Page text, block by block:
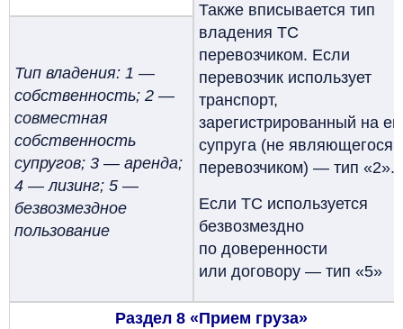
Также вписывается тип
владения ТС
перевозчиком. Если
перевозчик использует
транспорт,
зарегистрированный на
супруга (не являющегося
перевозчиком) — тип «2».
Если ТС используется
безвозмездно
по доверенности
или договору — тип «5»
Тип владения: 1 —
собственность; 2 —
совместная
собственность
супругов; 3 — аренда;
4 — лизинг; 5 —
безвозмездное
пользование
Раздел 8 «Прием груза»